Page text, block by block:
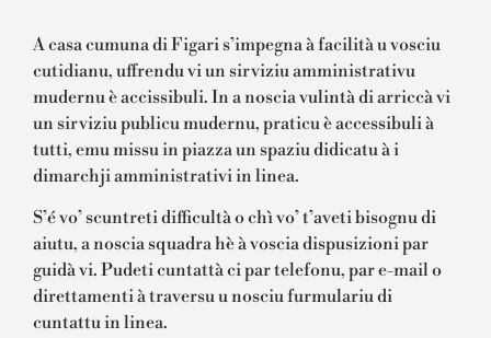
A casa cumuna di Figari s’impegna à facilità u vosciu
cutidianu, uffrendu vi un sirviziu amministrativu
mudernu è accissibuli. In a noscia vulintà di arriccà vi
un sirviziu publicu mudernu, praticu è accessibuli à
tutti, emu missu in piazza un spaziu didicatu à i
dimarchji amministrativi in linea.
S’é vo’ scuntreti difficultà o chì vo’ t’aveti bisognu di
aiutu, a noscia squadra hè à voscia dispusizioni par
guidà vi. Pudeti cuntattà ci par telefonu, par e-mail o
direttamenti à traversu u nosciu furmulariu di
cuntattu in linea.